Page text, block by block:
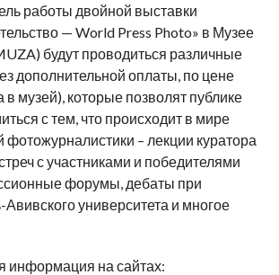
работы двойной выставки
— World Press Photo» в Музее
будут проводиться различные
дополнительной оплаты, по цене
в музей), которые позволят публике
с тем, что происходит в мире
фотожурналистики – лекции куратора
с участниками и победителями
форумы, дебаты при
университета и многое
информация на сайтах: